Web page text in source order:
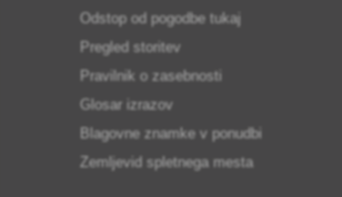
Odstop od pogodbe tukaj
Pregled storitev
Pravilnik o zasebnosti
Glosar izrazov
Blagovne znamke v ponudbi
Zemljevid spletnega mesta